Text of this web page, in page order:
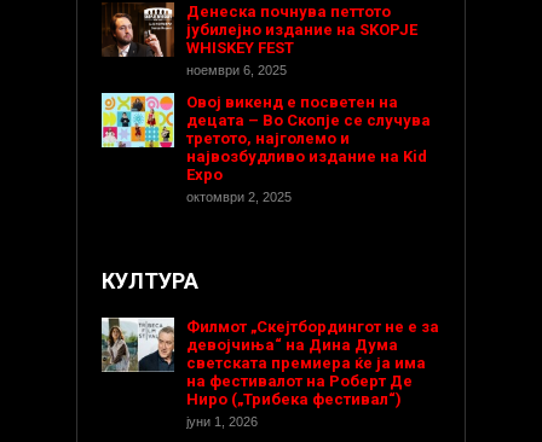
Денеска почнува петтото
јубилејно издание на SKOPJE
WHISKEY FEST
ноември 6, 2025
Овој викенд е посветен на
децата – Во Скопје се случува
третото, најголемо и
највозбудливо издание на Kid
Expo
октомври 2, 2025
КУЛТУРА
Филмот „Скејтбордингот не е за
девојчиња“ на Дина Дума
светската премиера ќе ја има
на фестивалот на Роберт Де
Ниро („Трибека фестивал“)
јуни 1, 2026